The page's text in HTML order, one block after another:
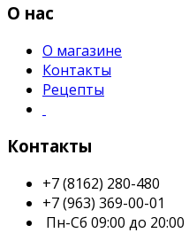
О нас
О магазине
Контакты
Рецепты
Контакты
+7 (8162) 280-480
+7 (963) 369-00-01
Пн-Сб 09:00 до 20:00